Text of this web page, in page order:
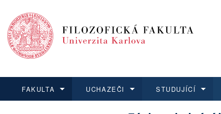
FAKULTA UCHAZEČI STUDUJÍCÍ